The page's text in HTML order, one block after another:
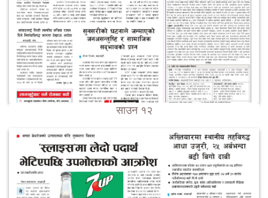
साउन १२